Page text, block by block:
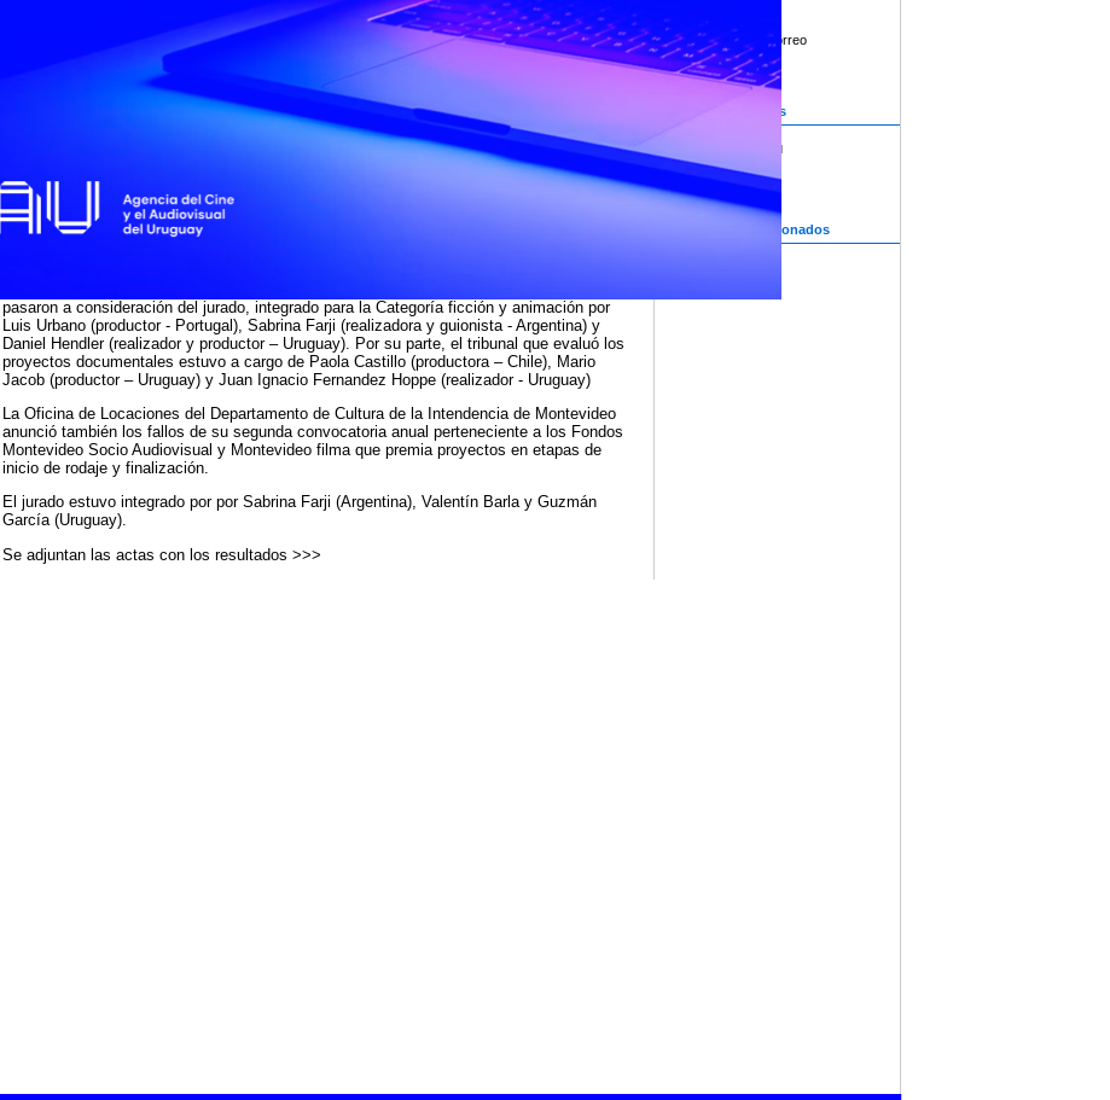
Se realizó este viernes en la sede de la Dirección del Cine y audiovisual Nacional (ICAU)
el anuncio de los fallos del Fondo de fomento cinematográfico y audiovisual en su
segunda convocatoria concursable anual, que premia a proyectos de cine y televisión en
El monto asignado para esta 2ª convocatoria fue de $U 889.000 (más el complemento de
Los tribunales se reunieron en Montevideo, los días 1 y 2 de octubre y los fallos fueron
anunciados públicamente en una emotiva ceremonia que comenzó a las 12:00 hs con los
Fallos de la Oficina de Locaciones, con la presencia de la Directora de Cultura de la
Intendencia de Montevideo, Mariana Percovich y la Coordinadora de la Oficina, Gisella
Previtali, para dar paso a las palabras de la Directora de ICAU y los integrantes de los
pasaron a consideración del jurado, integrado para la Categoría ficción y animación por
Luis Urbano (productor - Portugal), Sabrina Farji (realizadora y guionista - Argentina) y
Daniel Hendler (realizador y productor – Uruguay). Por su parte, el tribunal que evaluó los
proyectos documentales estuvo a cargo de Paola Castillo (productora – Chile), Mario
Jacob (productor – Uruguay) y Juan Ignacio Fernandez Hoppe (realizador - Uruguay)
La Oficina de Locaciones del Departamento de Cultura de la Intendencia de Montevideo
anunció también los fallos de su segunda convocatoria anual perteneciente a los Fondos
Montevideo Socio Audiovisual y Montevideo filma que premia proyectos en etapas de
inicio de rodaje y finalización.
El jurado estuvo integrado por por Sabrina Farji (Argentina), Valentín Barla y Guzmán
García (Uruguay).
Se adjuntan las actas con los resultados >>>
Enviar por correo
Archivos adjuntos
Acta_Ficción
Contenidos relacionados